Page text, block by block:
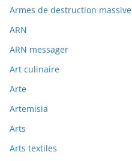
Armes de destruction massive
ARN
ARN messager
Art culinaire
Arte
Artemisia
Arts
Arts textiles